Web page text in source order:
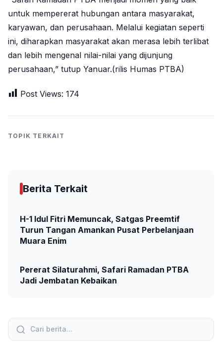
untuk mempererat hubungan antara masyarakat,
karyawan, dan perusahaan. Melalui kegiatan seperti
ini, diharapkan masyarakat akan merasa lebih terlibat
dan lebih mengenal nilai-nilai yang dijunjung
perusahaan,” tutup Yanuar.(rilis Humas PTBA)
Post Views: 174
TOPIK TERKAIT
Berita Terkait
H-1 Idul Fitri Memuncak, Satgas Preemtif
Turun Tangan Amankan Pusat Perbelanjaan
Muara Enim
Pererat Silaturahmi, Safari Ramadan PTBA
Jadi Jembatan Kebaikan